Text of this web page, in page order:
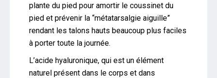
plante du pied pour amortir le coussinet du
pied et prévenir la “métatarsalgie aiguille”
rendant les talons hauts beaucoup plus faciles
à porter toute la journée.
L’acide hyaluronique, qui est un élément
naturel présent dans le corps et dans